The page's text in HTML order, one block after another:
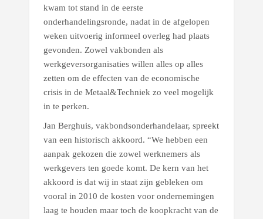
kwam tot stand in de eerste
onderhandelingsronde, nadat in de afgelopen
weken uitvoerig informeel overleg had plaats
gevonden. Zowel vakbonden als
werkgeversorganisaties willen alles op alles
zetten om de effecten van de economische
crisis in de Metaal&Techniek zo veel mogelijk
in te perken.
Jan Berghuis, vakbondsonderhandelaar, spreekt
van een historisch akkoord. “We hebben een
aanpak gekozen die zowel werknemers als
werkgevers ten goede komt. De kern van het
akkoord is dat wij in staat zijn gebleken om
vooral in 2010 de kosten voor ondernemingen
laag te houden maar toch de koopkracht van de